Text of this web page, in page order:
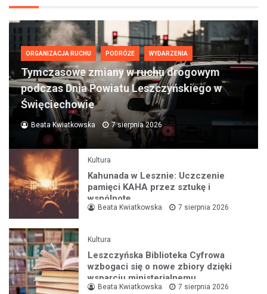
ORGANIZACJA RUCHU PODRÓŻE WYDARZENIA
Tymczasowe zmiany w ruchu drogowym
podczas Dnia Powiatu Leszczyńskiego w
Święciechowie
Beata Kwiatkowska 7 sierpnia 2026
Kultura
Kahunada w Lesznie: Uczczenie
pamięci KAHA przez sztukę i
wspólnotę
Beata Kwiatkowska 7 sierpnia 2026
Kultura
Leszczyńska Biblioteka Cyfrowa
wzbogaci się o nowe zbiory dzięki
wsparciu ministerialnemu
Beata Kwiatkowska 7 sierpnia 2026